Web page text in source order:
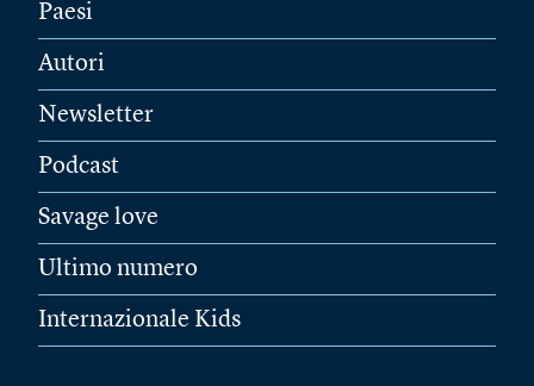
Paesi
Autori
Newsletter
Podcast
Savage love
Ultimo numero
Internazionale Kids